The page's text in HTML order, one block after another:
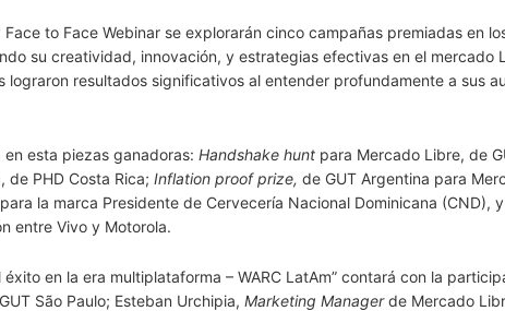
to Face Webinar se explorarán cinco campañas premiadas en
su creatividad, innovación, y estrategias efectivas en el mercado
lograron resultados significativos al entender profundamente a sus
esta piezas ganadoras: Handshake hunt para Mercado Libre, de
de PHD Costa Rica; Inflation proof prize, de GUT Argentina para
la marca Presidente de Cervecería Nacional Dominicana (CND), y
entre Vivo y Motorola.
en la era multiplataforma – WARC LatAm” contará con la
São Paulo; Esteban Urchipia, Marketing Managerde Mercado